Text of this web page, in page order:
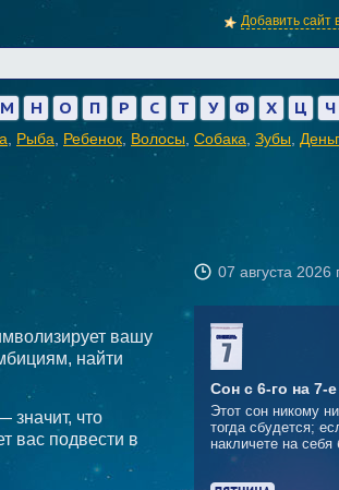
Добавить сайт
М Н О П Р С Т У Ф Х Ц Ч
Рыба Ребенок Волосы Собака Зубы
07 августа 2026
вашу
найти
значит, что
вас подвести в
Сон с 6-го на 7-е
Этот сон никому
тогда сбудется;
накличете на себя